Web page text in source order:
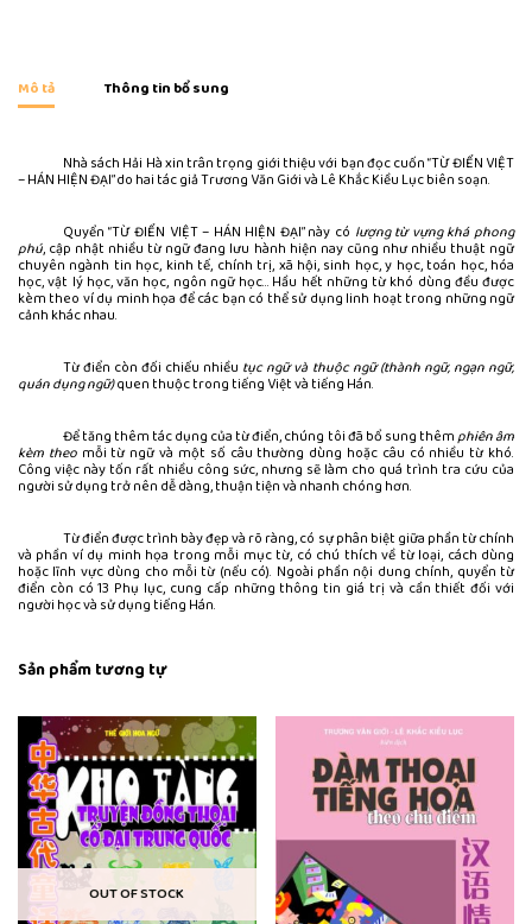
Mô tả Thông tin bổ sung
Nhà sách Hải Hà xin trân trọng giới thiệu với bạn đọc cuốn “TỪ ĐIỂN VIỆT
– HÁN HIỆN ĐẠI” do hai tác giả Trương Văn Giới và Lê Khắc Kiều Lục biên soạn.
Quyển “TỪ ĐIỂN VIỆT – HÁN HIỆN ĐẠI” này có lượng từ vựng khá phong
phú, cập nhật nhiều từ ngữ đang lưu hành hiện nay cũng như nhiều thuật ngữ
chuyên ngành tin học, kinh tế, chính trị, xã hội, sinh học, y học, toán học, hóa
học, vật lý học, văn học, ngôn ngữ học… Hầu hết những từ khó dùng đều được
kèm theo ví dụ minh họa để các bạn có thể sử dụng linh hoạt trong những ngữ
cảnh khác nhau.
Từ điển còn đối chiếu nhiều tục ngữ và thuộc ngữ (thành ngữ, ngạn ngữ,
quán dụng ngữ)quen thuộc trong tiếng Việt và tiếng Hán.
Để tăng thêm tác dụng của từ điển, chúng tôi đã bổ sung thêmphiên âm
kèm theomỗi từ ngữ và một số câu thường dùng hoặc câu có nhiều từ khó.
Công việc này tốn rất nhiều công sức, nhưng sẽ làm cho quá trình tra cứu của
người sử dụng trở nên dễ dàng, thuận tiện và nhanh chóng hơn.
Từ điển được trình bày đẹp và rõ ràng, có sự phân biệt giữa phần từ chính
và phần ví dụ minh họa trong mỗi mục từ, có chú thích về từ loại, cách dùng
hoặc lĩnh vực dùng cho mỗi từ (nếu có). Ngoài phần nội dung chính, quyển từ
điển còn có 13 Phụ lục, cung cấp những thông tin giá trị và cần thiết đối với
người học và sử dụng tiếng Hán.
Sản phẩm tương tự
OUT OF STOCK